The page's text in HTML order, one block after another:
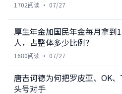
1702阅读 · 07/27
厚生年金加国民年金每月拿到
人，占整体多少比例？
1680阅读 · 07/27
唐吉诃德为何把罗皮亚、OK
头号对手